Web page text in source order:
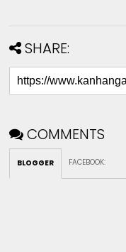
SHARE:
COMMENTS
BLOGGER FACEBOOK: